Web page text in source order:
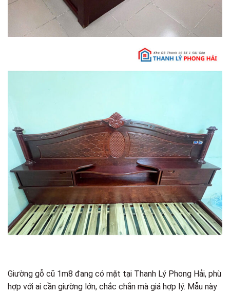
Giường gỗ cũ 1m8 đang có mặt tại Thanh Lý Phong Hải, phù
hợp với ai cần giường lớn, chắc chắn mà giá hợp lý. Mẫu này